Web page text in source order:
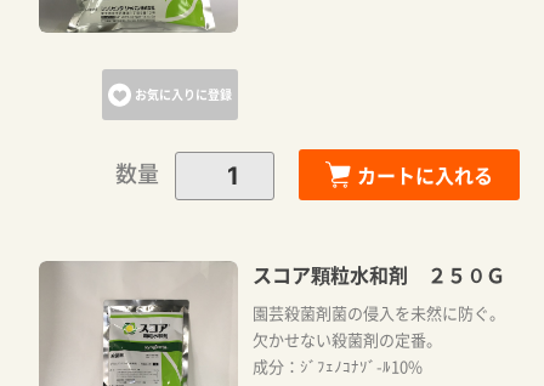
お気に入りに登録
数量 カートに入れる
スコア顆粒水和剤 ２５０Ｇ
園芸殺菌剤菌の侵入を未然に防ぐ。
欠かせない殺菌剤の定番。
成分：ｼﾞﾌｪﾉｺﾅｿﾞ-ﾙ10%